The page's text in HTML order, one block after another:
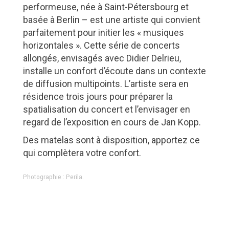
performeuse, née à Saint-Pétersbourg et
basée à Berlin – est une artiste qui convient
parfaitement pour initier les « musiques
horizontales ». Cette série de concerts
allongés, envisagés avec Didier Delrieu,
installe un confort d’écoute dans un contexte
de diffusion multipoints. L’artiste sera en
résidence trois jours pour préparer la
spatialisation du concert et l’envisager en
regard de l’exposition en cours de Jan Kopp.
Des matelas sont à disposition, apportez ce
qui complètera votre confort.
Photographie : Perila.